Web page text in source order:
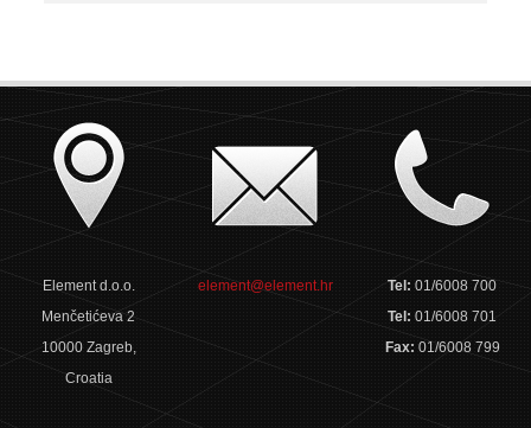
Element d.o.o.
Menčetićeva 2
10000 Zagreb,
Croatia
element@element.hr Tel:01/6008 700
Tel:01/6008 701
Fax: 01/6008 799